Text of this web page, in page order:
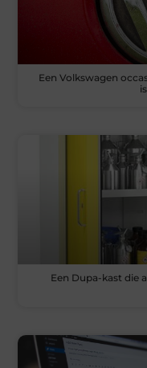
Een Volkswagen
Een Dupa-kast die